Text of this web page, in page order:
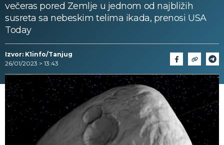
večeras pored Zemlje u jednom od najbližih
susreta sa nebeskim telima ikada, prenosi USA
Today
Izvor: K1info/Tanjug
26/01/2023 > 13:43